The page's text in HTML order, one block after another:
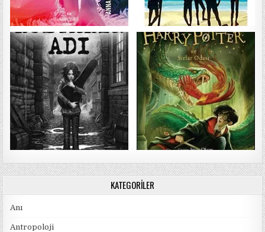
KATEGORILER
Anı
Antropoloji